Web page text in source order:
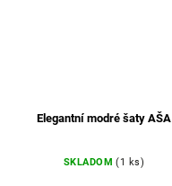
Elegantní modré šaty AŠA
SKLADOM (1 ks)